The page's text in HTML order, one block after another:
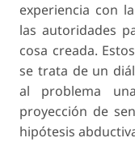
experiencia con
las autoridades
cosa creada.
se trata de un
al problema
proyección de
hipótesis